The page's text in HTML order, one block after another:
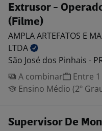
Extrusor -
(Filme)
AMPLA ARTEFATOS E
LTDA
São José dos Pinhais -
A combinar
Entre
Ensino Médio (2º
Supervisor De